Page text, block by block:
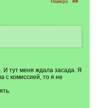
Наверх ##
И тут меня ждала засада. Я
с комиссией, то я не